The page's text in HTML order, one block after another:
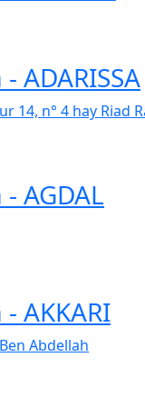
ADARISSA
14, n° 4 hay Riad
AGDAL
AKKARI
Abdellah